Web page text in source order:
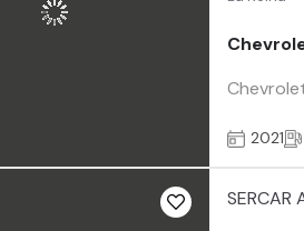
2021
SERCAR